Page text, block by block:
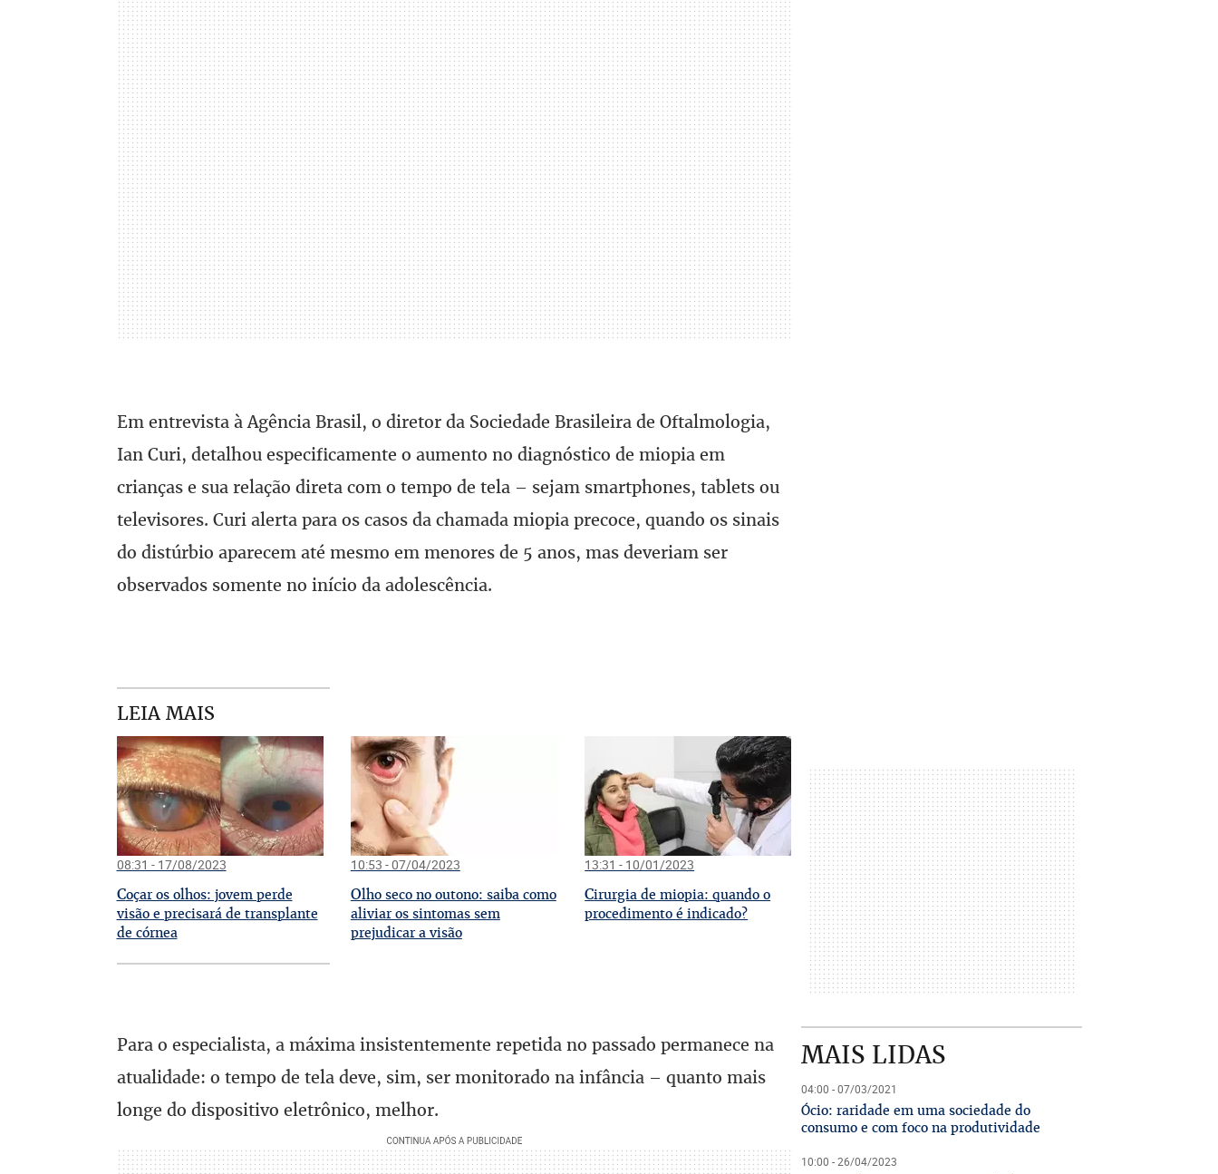
Em entrevista à Agência Brasil, o diretor da Sociedade Brasileira de Oftalmologia,
Ian Curi, detalhou especificamente o aumento no diagnóstico de miopia em
crianças e sua relação direta com o tempo de tela – sejam smartphones, tablets ou
televisores. Curi alerta para os casos da chamada miopia precoce, quando os sinais
do distúrbio aparecem até mesmo em menores de 5 anos, mas deveriam ser
observados somente no início da adolescência.
LEIA MAIS
08:31 - 17/08/2023
Coçar os olhos: jovem perde
visão e precisará de transplante
de córnea
10:53 - 07/04/2023
Olho seco no outono: saiba como
aliviar os sintomas sem
prejudicar a visão
13:31 - 10/01/2023
Cirurgia de miopia: quando o
procedimento é indicado?
Para o especialista, a máxima insistentemente repetida no passado permanece na
atualidade: o tempo de tela deve, sim, ser monitorado na infância – quanto mais
longe do dispositivo eletrônico, melhor.
MAIS LIDAS
04:00 - 07/03/2021
Ócio: raridade em uma sociedade do
consumo e com foco na produtividade
10:00 - 26/04/2023